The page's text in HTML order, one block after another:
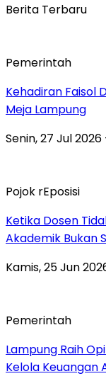
Berita Terbaru
Pemerintah
Kehadiran Faisol
Meja Lampung
Senin, 27 Jul 2026
Pojok rEposisi
Ketika Dosen
Akademik Bukan
Kamis, 25 Jun
Pemerintah
Lampung Raih
Kelola Keuangan